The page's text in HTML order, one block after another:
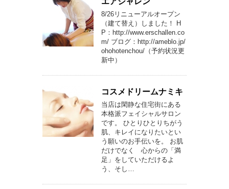
8/26リニューアルオープン
（建て替え）しました！ H
P：http://www.erschallen.co
m/ ブログ：http://ameblo.jp/
ohohotenchou/（予約状況更
新中）
コスメドリームナミキ
当店は閑静な住宅街にある
本格派フェイシャルサロン
です。 ひとりひとりちがう
肌、キレイになりたいとい
う願いのお手伝いを。 お肌
だけでなく 心からの「満
足」をしていただけるよ
う、そし…